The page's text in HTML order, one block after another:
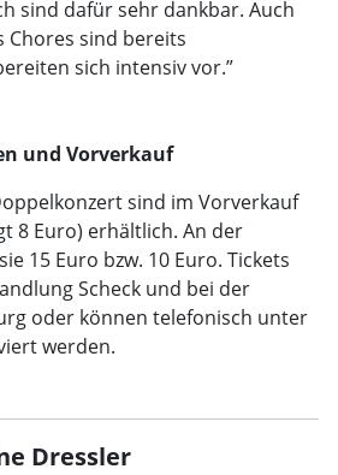
sind dafür sehr dankbar. Auch
Chores sind bereits
sich intensiv vor.”
und Vorverkauf
sind im Vorverkauf
8 Euro) erhältlich. An der
15 Euro bzw. 10 Euro. Tickets
Scheck und bei der
oder können telefonisch unter
werden.
Dressler